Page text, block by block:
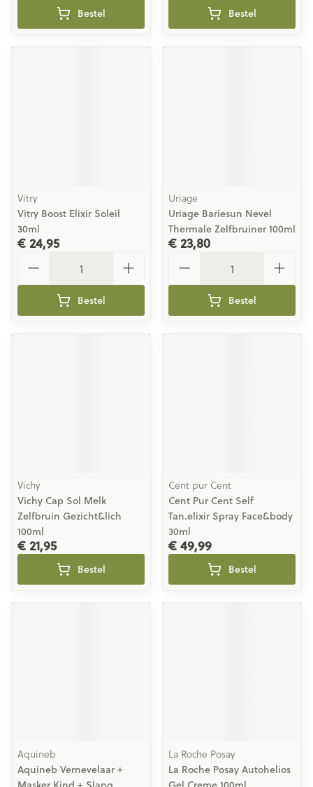
Bestel Bestel
Vitry
Vitry Boost Elixir Soleil
30ml
€ 24,95
Bestel
Uriage
Uriage Bariesun Nevel
Thermale Zelfbruiner 100ml
€ 23,80
Bestel
Vichy
Vichy Cap Sol Melk
Zelfbruin Gezicht&lich
100ml
€ 21,95
Bestel
Cent pur Cent
Cent Pur Cent Self
Tan.elixir Spray Face&body
30ml
€ 49,99
Bestel
Aquineb
Aquineb Vernevelaar +
La Roche Posay
La Roche Posay Autohelios